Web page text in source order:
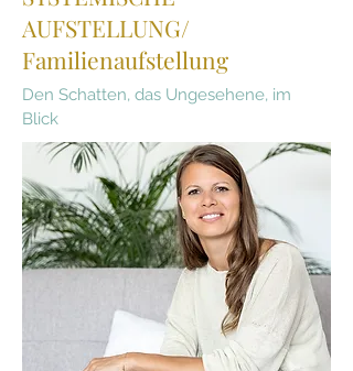
AUFSTELLUNG/
Familienaufstellung
Den Schatten, das Ungesehene, im
Blick